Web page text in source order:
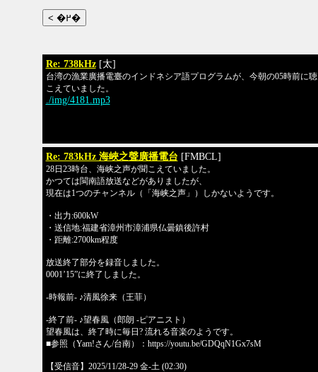
Re: 738kHz [太]
台湾の漁業廣播電臺のインドネシア語プログラムが、今朝の05時前に聴
こえていました。
./img/4181.mp3
Re: 783kHz 海峽之聲廣播電台 [FMBCL]
28日23時台、海峡之声が聞こえていました。
かつては閩南語放送などがありましたが、
現在は1つのチャンネル（「海峡之声」）しかないようです。
・出力:600kW
・送信地:福建省漳州市漳浦県仏曇鎮後許村
・距離:2700km程度
放送終了部分を録音しました。
0001’15”に終了しました。
-時報前- ♪清風徐来（王菲）
-終了前- ♪望春風（郎朗 -ピアニスト）
望春風は、終了時に毎日? 流れる音楽のようです。
■参照（Yam!さん/台南）：https://youtu.be/GDQqN1Gx7sM
【受信音】2025/11/28-29 金-土 (02:30)